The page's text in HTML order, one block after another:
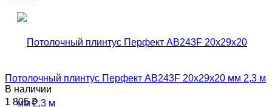
Потолочный плинтус Перфект AB243F 20х29х20 мм 2,3 м
В наличии
1 805₽